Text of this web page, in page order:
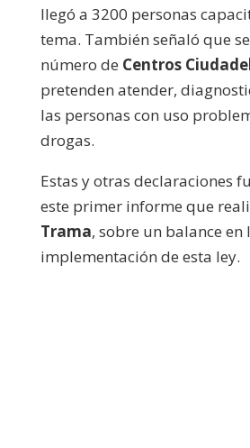
llegó a 3200 personas
tema. También señaló que
número de Centros
pretenden atender,
las personas con uso
drogas.
Estas y otras declaraciones
este primer informe que
Trama, sobre un balance en
implementación de esta ley.